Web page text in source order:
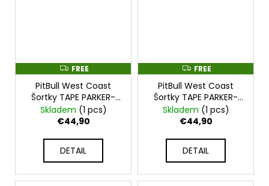
F
R
E
E
FREE
PitBull West Coast
Šortky TAPE PARKER-
tmavě modré -
PWC_SHORTPARKER_NAVY
Skladem (1 pcs)
€44,90
DETAIL
F
R
E
E
FREE
PitBull West Coast
Šortky TAPE PARKER-
černé -
PWC_SHORTPARKER_BLK
Skladem (1 pcs)
€44,90
DETAIL